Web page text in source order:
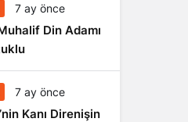
7 ay önce
Din Adamı
7 ay önce
Kanı Direnişin